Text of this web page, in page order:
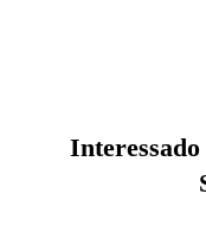
Interessado